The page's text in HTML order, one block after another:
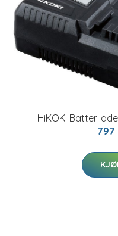
HiKOKI
797